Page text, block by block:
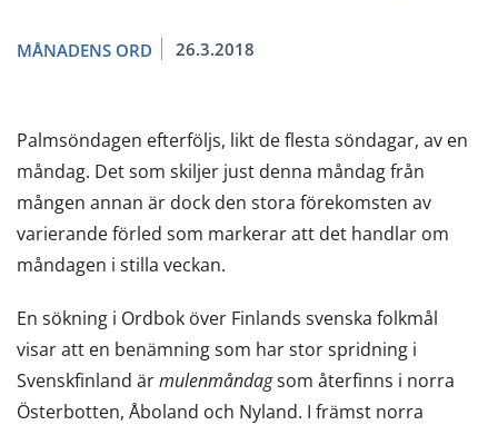
MÅNADENS ORD 26.3.2018
Palmsöndagen efterföljs, likt de flesta söndagar, av en
måndag. Det som skiljer just denna måndag från
mången annan är dock den stora förekomsten av
varierande förled som markerar att det handlar om
måndagen i stilla veckan.
En sökning i Ordbok över Finlands svenska folkmål
visar att en benämning som har stor spridning i
Svenskfinland ärmulenmåndagsom återfinns i norra
Österbotten, Åboland och Nyland. I främst norra